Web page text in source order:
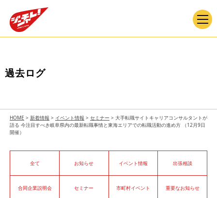
過去ログ
HOME > 新着情報 > イベント情報 > セミナー > 大手転職サイトキャリアコンサルタントが
語る 今注目すべき岐阜県内の最新転職事情と東海エリアでの転職活動の進め方 （12月9日
開催）
全て お知らせ イベント情報 出張相談
合同企業説明会 セミナー 市町村イベント 重要なお知らせ